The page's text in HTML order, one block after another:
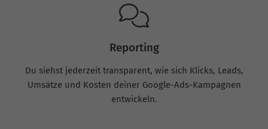
Reporting
Du siehst jederzeit transparent, wie sich Klicks, Leads,
Umsätze und Kosten deiner Google-Ads-Kampagnen
entwickeln.